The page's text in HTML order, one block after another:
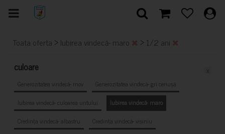
Toata oferta > Iubirea vindecă- maro > 1/2 ani
culoare
Generozitatea vindecă- mov
Generozitatea vindecă- gri cenușă
Iubirea vindecă- culoarea untului
Iubirea vindecă- maro
Credința vindecă- albastru
Credința vindecă- vișiniu